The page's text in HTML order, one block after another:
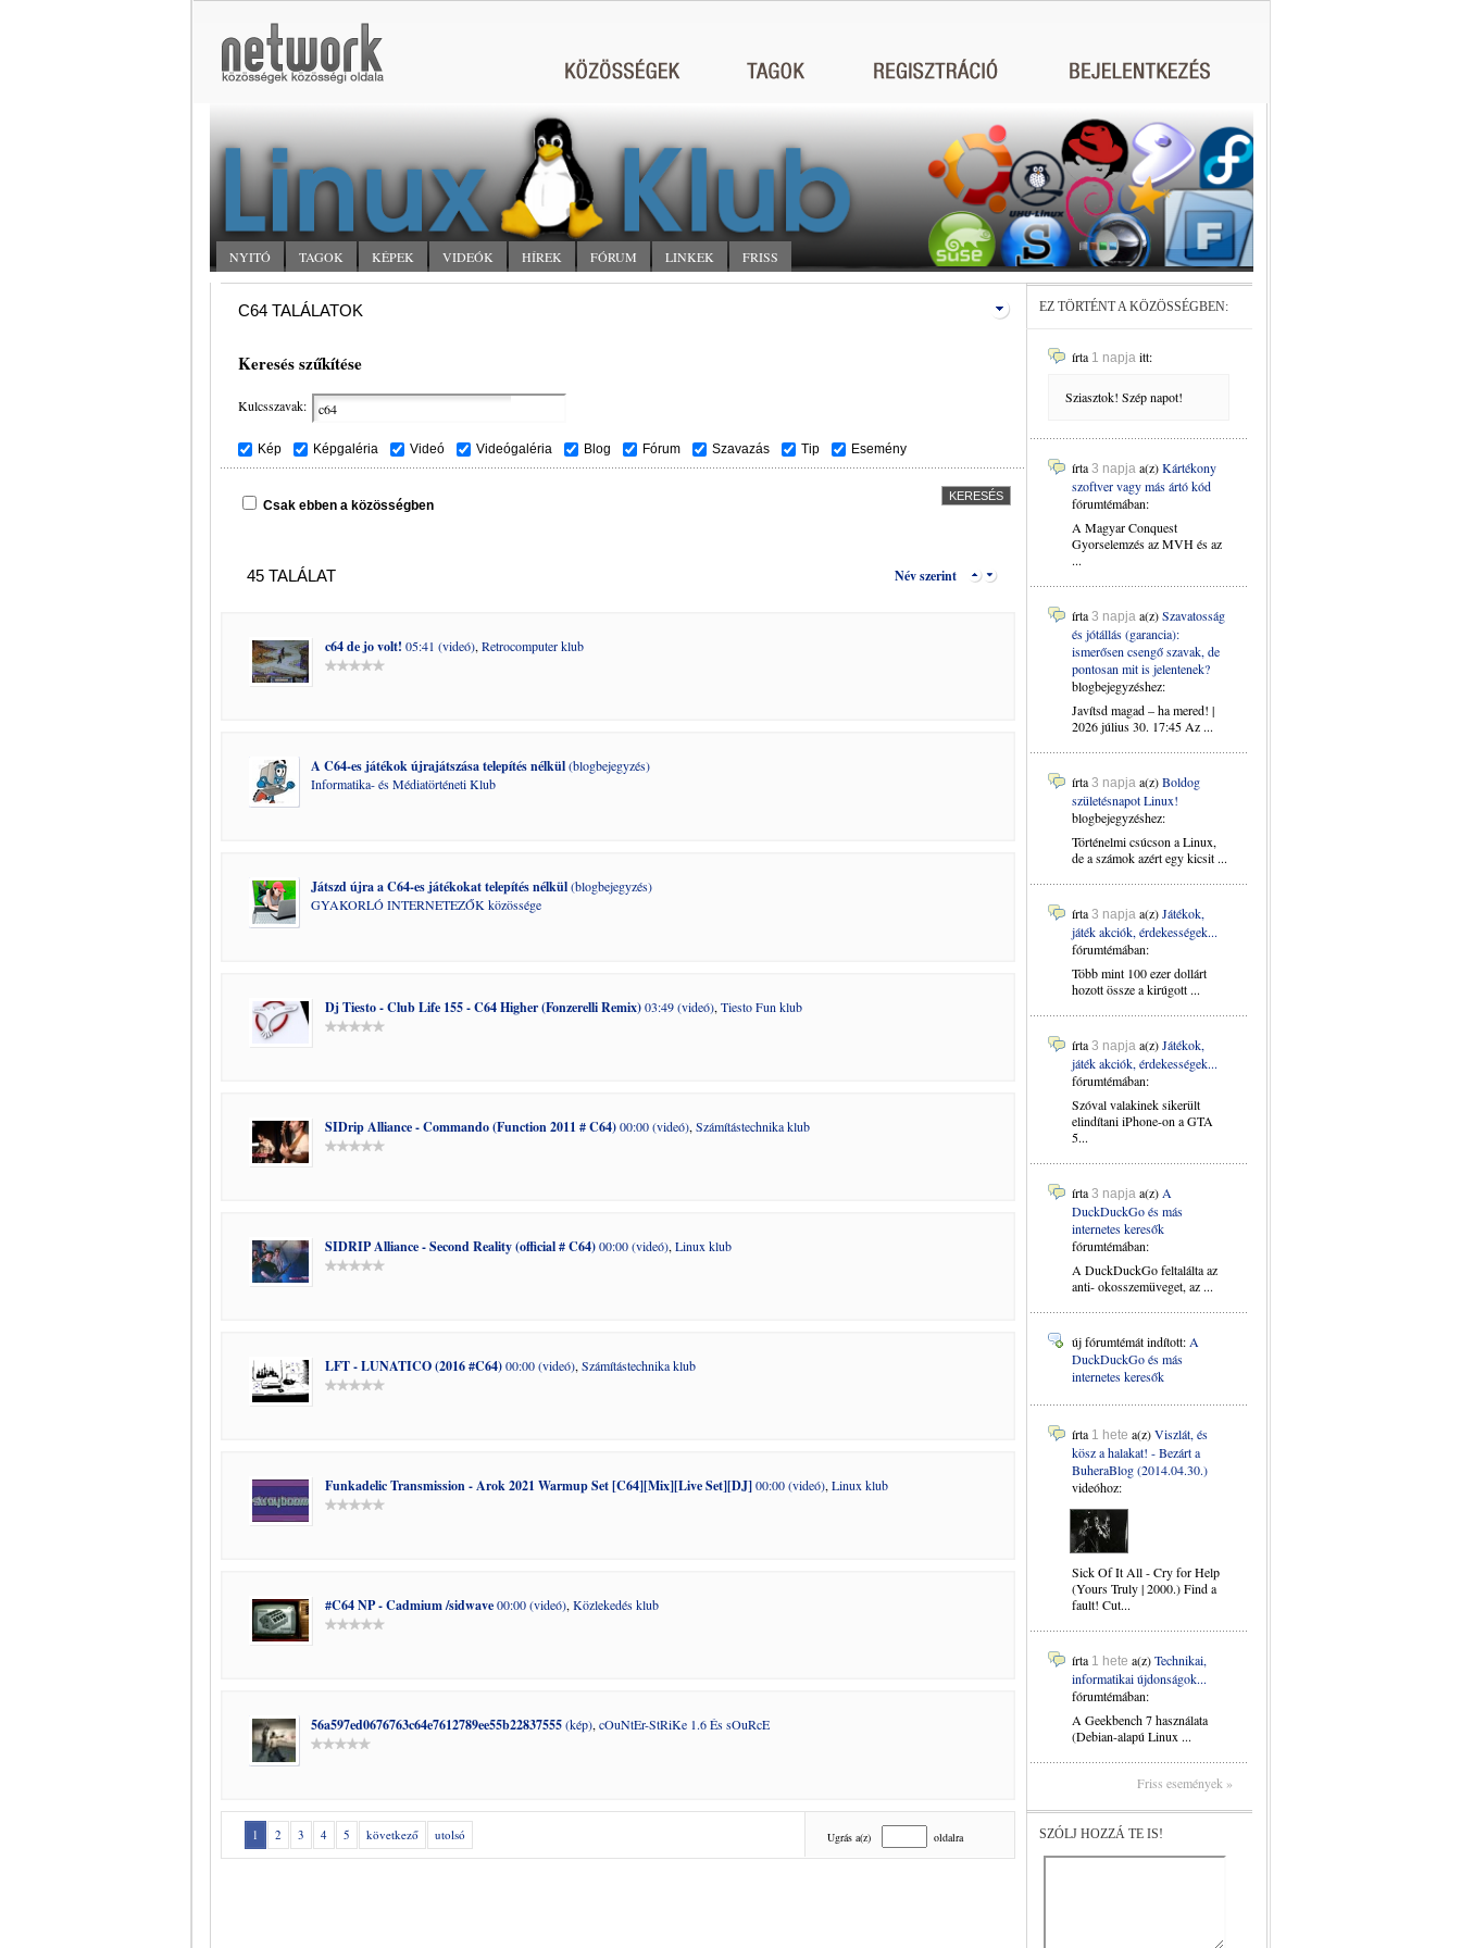
NYITÓ TAGOK KÉPEK VIDEÓK HÍREK FÓRUM LINKEK FRISS
C64 TALÁLATOK
Keresés szűkítése
Kulcsszavak:
Kép Képgaléria Videó Videógaléria Blog Fórum Szavazás Tip Esemény
Csak ebben a közösségben
45 TALÁLAT Név szerint
c64 de jo volt! 05:41 (videó), Retrocomputer klub
A C64-es játékok újrajátszása telepítés nélkül(blogbejegyzés)
Informatika- és Médiatörténeti Klub
Játszd újra a C64-es játékokat telepítés nélkül(blogbejegyzés)
GYAKORLÓ INTERNETEZŐK közössége
Dj Tiesto - Club Life 155 - C64 Higher (Fonzerelli Remix)03:49 (videó), Tiesto Fun klub
SIDrip Alliance - Commando (Function 2011 # C64)00:00 (videó), Számítástechnika klub
SIDRIP Alliance - Second Reality (official # C64)00:00 (videó), Linux klub
LFT - LUNATICO (2016 #C64)00:00 (videó), Számítástechnika klub
Funkadelic Transmission - Arok 2021 Warmup Set [C64][Mix][Live Set][DJ]00:00 (videó), Linux klub
#C64 NP - Cadmium /sidwave00:00 (videó), Közlekedés klub
56a597ed0676763c64e7612789ee55b22837555(kép), cOuNtEr-StRiKe 1.6 És sOuRcE
Ugrás a(z) oldalra
1 2 3 4 5 következő utolsó
EZ TÖRTÉNT A KÖZÖSSÉGBEN:
írta 1 napja itt:
Sziasztok! Szép napot!
írta 3 napja a(z)Kártékony
szoftver vagy más ártó kód
fórumtémában:
A Magyar Conquest
Gyorselemzés az MVH és az
...
írta 3 napja a(z)Szavatosság
és jótállás (garancia):
ismerősen csengő szavak, de
pontosan mit is jelentenek?
blogbejegyzéshez:
Javítsd magad – ha mered! |
2026 július 30. 17:45 Az ...
írta 3 napja a(z)Boldog
születésnapot Linux!
blogbejegyzéshez:
Történelmi csúcson a Linux,
de a számok azért egy kicsit ...
írta 3 napja a(z)Játékok,
játék akciók, érdekességek...
fórumtémában:
Több mint 100 ezer dollárt
hozott össze a kirúgott ...
írta 3 napja a(z)Játékok,
játék akciók, érdekességek...
fórumtémában:
Szóval valakinek sikerült
elindítani iPhone-on a GTA
5...
írta 3 napja a(z) A
DuckDuckGo és más
internetes keresők
fórumtémában:
A DuckDuckGo feltalálta az
anti- okosszemüveget, az ...
új fórumtémát indított: A
DuckDuckGo és más
internetes keresők
írta 1 hete a(z)Viszlát, és
kösz a halakat! - Bezárt a
BuheraBlog (2014.04.30.)
videóhoz:
Sick Of It All - Cry for Help
(Yours Truly | 2000.) Find a
fault! Cut...
írta 1 hete a(z)Technikai,
informatikai újdonságok...
fórumtémában:
A Geekbench 7 használata
(Debian-alapú Linux ...
Friss események »
SZÓLJ HOZZÁ TE IS!